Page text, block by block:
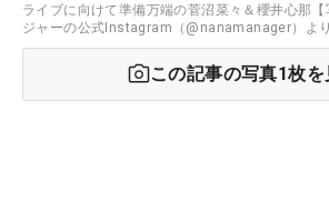
ライブに向けて準備万端の菅沼菜々＆櫻井心那
ジャーの公式Instagram（@nanamanager）より
この記事の写真1枚を